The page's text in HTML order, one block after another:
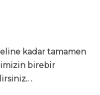
kadar tamamen
birebir
.